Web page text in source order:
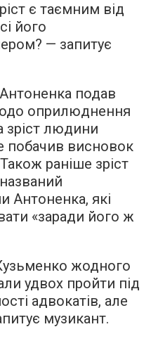
є таємним від
його
— запитує
подав
оприлюднення
зріст людини
побачив висновок
раніше зріст
Антоненка, які
«заради його ж
жодного
удвох пройти під
адвокатів, але
музикант.